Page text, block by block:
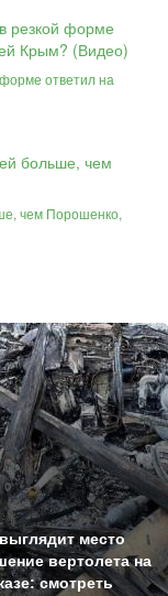
ответил на
чем Порошенко,
место
вертолета на
смотреть